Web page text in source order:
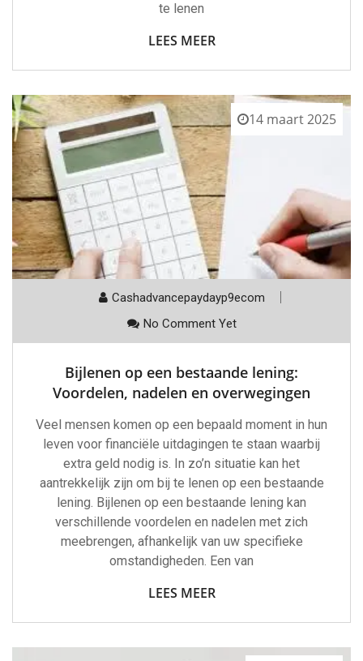
te lenen
LEES MEER
14 maart 2025
Cashadvancepaydayp9ecom
No Comment Yet
Bijlenen op een bestaande lening:
Voordelen, nadelen en overwegingen
Veel mensen komen op een bepaald moment in hun
leven voor financiële uitdagingen te staan waarbij
extra geld nodig is. In zo’n situatie kan het
aantrekkelijk zijn om bij te lenen op een bestaande
lening. Bijlenen op een bestaande lening kan
verschillende voordelen en nadelen met zich
meebrengen, afhankelijk van uw specifieke
omstandigheden. Een van
LEES MEER